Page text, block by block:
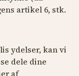
artikel 6, stk.
ydelser, kan vi
dele dine
af